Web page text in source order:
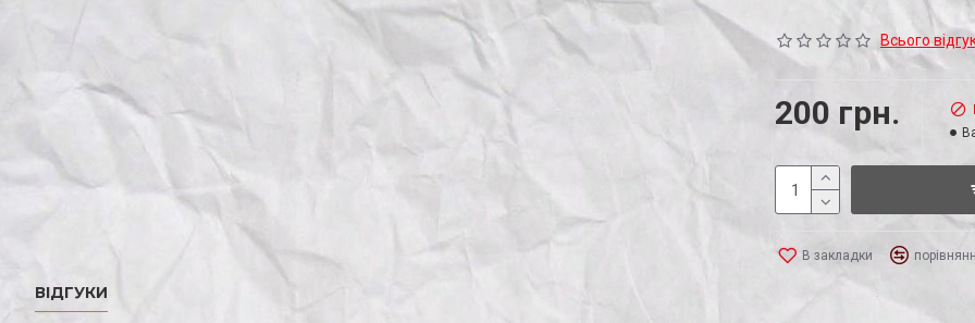
Всього
200 грн.
В закладки
ВІДГУКИ